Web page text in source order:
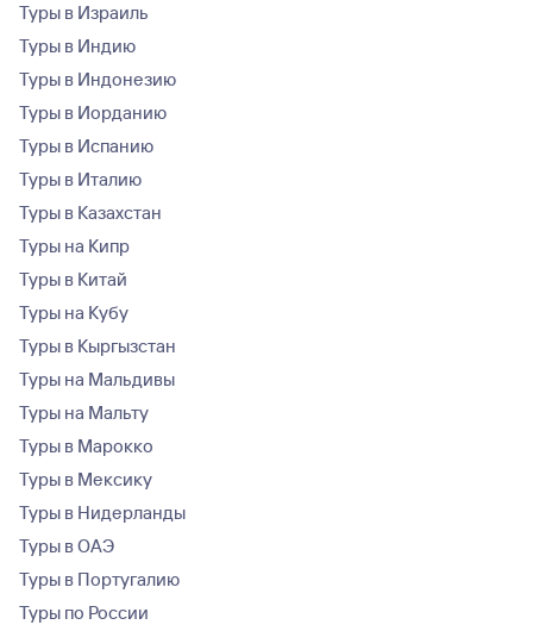
Туры в Израиль
Туры в Индию
Туры в Индонезию
Туры в Иорданию
Туры в Испанию
Туры в Италию
Туры в Казахстан
Туры на Кипр
Туры в Китай
Туры на Кубу
Туры в Кыргызстан
Туры на Мальдивы
Туры на Мальту
Туры в Марокко
Туры в Мексику
Туры в Нидерланды
Туры в ОАЭ
Туры в Португалию
Туры по России